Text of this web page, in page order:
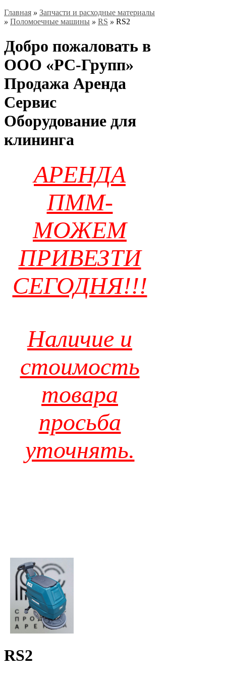
Главная » Запчасти и расходные материалы
» Поломоечные машины » RS » RS2
Добро пожаловать в
ООО «РС-Групп»
Продажа Аренда
Сервис
Оборудование для
клининга
АРЕНДА
ПММ-
МОЖЕМ
ПРИВЕЗТИ
СЕГОДНЯ!!!
Наличие и
стоимость
товара
просьба
уточнять.
RS2